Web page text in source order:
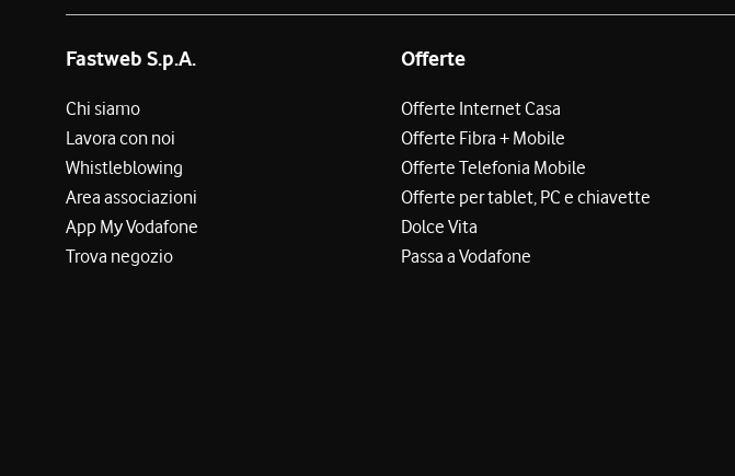
Fastweb S.p.A.
Chi siamo
Lavora con noi
Whistleblowing
Area associazioni
App My Vodafone
Trova negozio
Offerte
Offerte Internet Casa
Offerte Fibra + Mobile
Offerte Telefonia Mobile
Offerte per tablet, PC e chiavette
Dolce Vita
Passa a Vodafone